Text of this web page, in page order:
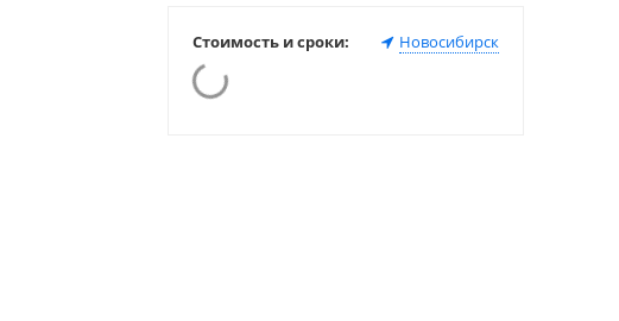
Стоимость и сроки: Новосибирск